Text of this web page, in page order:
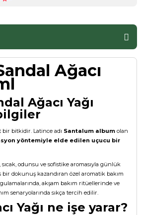
Ağacı
Ağacı Yağı
bir bitkidir. Latince adı Santalum album olan
yöntemiyle elde edilen uçucu bir
sıcak, odunsu ve sofistike aromasıyla günlük
dokunuş kazandıran özel aromatik bakım
akşam bakım ritüellerinde ve
senaryolarında sıkça tercih edilir.
Yağı ne işe yarar?